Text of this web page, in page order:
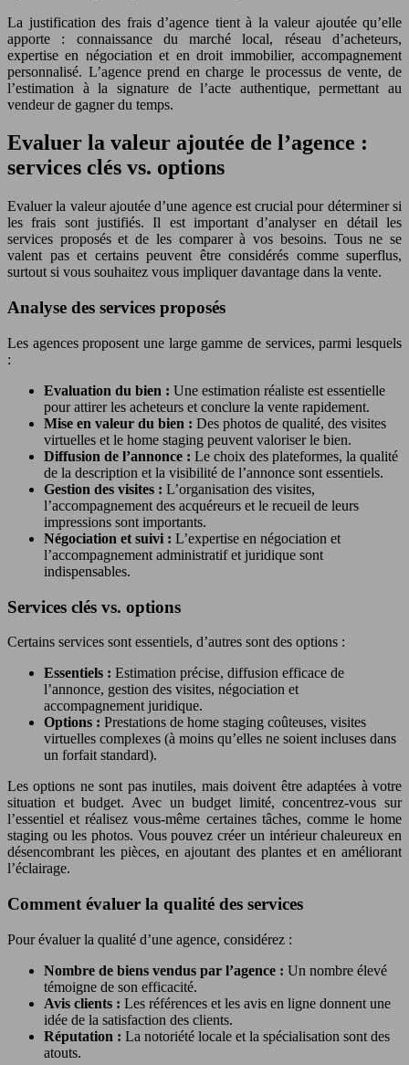
La justification des frais d’agence tient à la valeur ajoutée qu’elle
apporte : connaissance du marché local, réseau d’acheteurs,
expertise en négociation et en droit immobilier, accompagnement
personnalisé. L’agence prend en charge le processus de vente, de
l’estimation à la signature de l’acte authentique, permettant au
vendeur de gagner du temps.
Evaluer la valeur ajoutée de l’agence :
services clés vs. options
Evaluer la valeur ajoutée d’une agence est crucial pour déterminer si
les frais sont justifiés. Il est important d’analyser en détail les
services proposés et de les comparer à vos besoins. Tous ne se
valent pas et certains peuvent être considérés comme superflus,
surtout si vous souhaitez vous impliquer davantage dans la vente.
Analyse des services proposés
Les agences proposent une large gamme de services, parmi lesquels
:
Evaluation du bien : Une estimation réaliste est essentielle
pour attirer les acheteurs et conclure la vente rapidement.
Mise en valeur du bien : Des photos de qualité, des visites
virtuelles et le home staging peuvent valoriser le bien.
Diffusion de l’annonce : Le choix des plateformes, la qualité
de la description et la visibilité de l’annonce sont essentiels.
Gestion des visites : L’organisation des visites,
l’accompagnement des acquéreurs et le recueil de leurs
impressions sont importants.
Négociation et suivi : L’expertise en négociation et
l’accompagnement administratif et juridique sont
indispensables.
Services clés vs. options
Certains services sont essentiels, d’autres sont des options :
Essentiels : Estimation précise, diffusion efficace de
l’annonce, gestion des visites, négociation et
accompagnement juridique.
Options : Prestations de home staging coûteuses, visites
virtuelles complexes (à moins qu’elles ne soient incluses dans
un forfait standard).
Les options ne sont pas inutiles, mais doivent être adaptées à votre
situation et budget. Avec un budget limité, concentrez-vous sur
l’essentiel et réalisez vous-même certaines tâches, comme le home
staging ou les photos. Vous pouvez créer un intérieur chaleureux en
désencombrant les pièces, en ajoutant des plantes et en améliorant
l’éclairage.
Comment évaluer la qualité des services
Pour évaluer la qualité d’une agence, considérez :
Nombre de biens vendus par l’agence : Un nombre élevé
témoigne de son efficacité.
Avis clients : Les références et les avis en ligne donnent une
idée de la satisfaction des clients.
Réputation : La notoriété locale et la spécialisation sont des
atouts.